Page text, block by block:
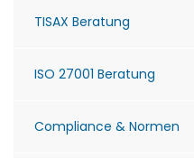
TISAX Beratung
ISO 27001 Beratung
Compliance & Normen